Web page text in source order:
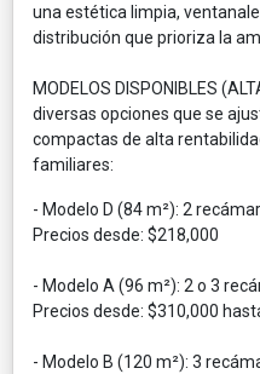
una estética limpia,
distribución que prioriza la
MODELOS DISPONIBLES
diversas opciones que se
compactas de alta
familiares:
- Modelo D (84 m²): 2
Precios desde: $218,000
- Modelo A (96 m²): 2 o 3
Precios desde: $310,000
- Modelo B (120 m²): 3